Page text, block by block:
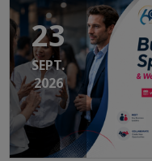
23
SEPT.
2026